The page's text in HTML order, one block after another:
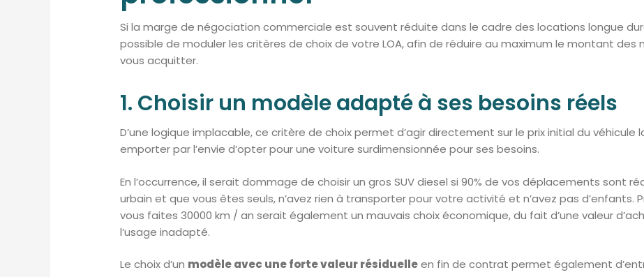
Si la marge de négociation commerciale est souvent réduite dans le cadre des locations longue
possible de moduler les critères de choix de votre LOA, afin de réduire au maximum le montant des
vous acquitter.
1. Choisir un modèle adapté à ses besoins réels
D’une logique implacable, ce critère de choix permet d’agir directement sur le prix initial du véhicule
emporter par l’envie d’opter pour une voiture surdimensionnée pour ses besoins.
En l’occurrence, il serait dommage de choisir un gros SUV diesel si 90% de vos déplacements sont
urbain et que vous êtes seuls, n’avez rien à transporter pour votre activité et n’avez pas d’enfants.
vous faites 30000 km / an serait également un mauvais choix économique, du fait d’une valeur
l’usage inadapté.
Le choix d’un modèle avec une forte valeur résiduelleen fin de contrat permet également